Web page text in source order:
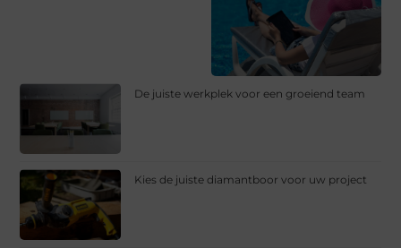
De juiste werkplek voor een groeiend team
Kies de juiste diamantboor voor uw project